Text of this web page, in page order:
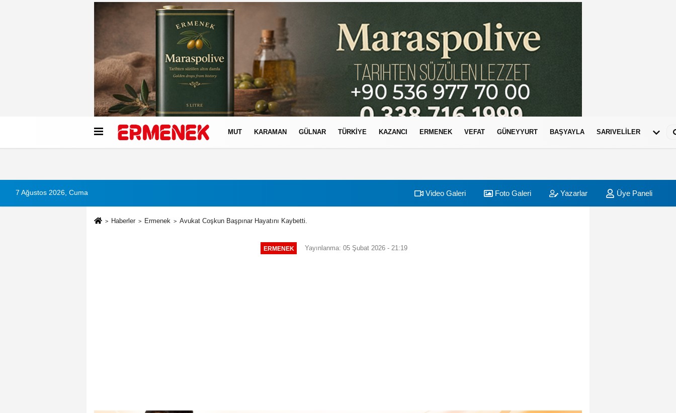
Künye İletişim Çerez Politikası
MUT KARAMAN GÜLNAR TÜRKIYE KAZANCI ERMENEK VEFAT GÜNEYYURT BAŞYAYLA SARIVELİLER
7 Ağustos 2026, Cuma Video Galeri Foto Galeri Yazarlar Üye Paneli
Haberler Ermenek Avukat Coşkun Başpınar Hayatını Kaybetti.
ERMENEK Yayınlanma: 05 Şubat 2026 - 21:19